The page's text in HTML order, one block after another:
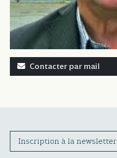
Contacter par mail
Inscription à la newsletter